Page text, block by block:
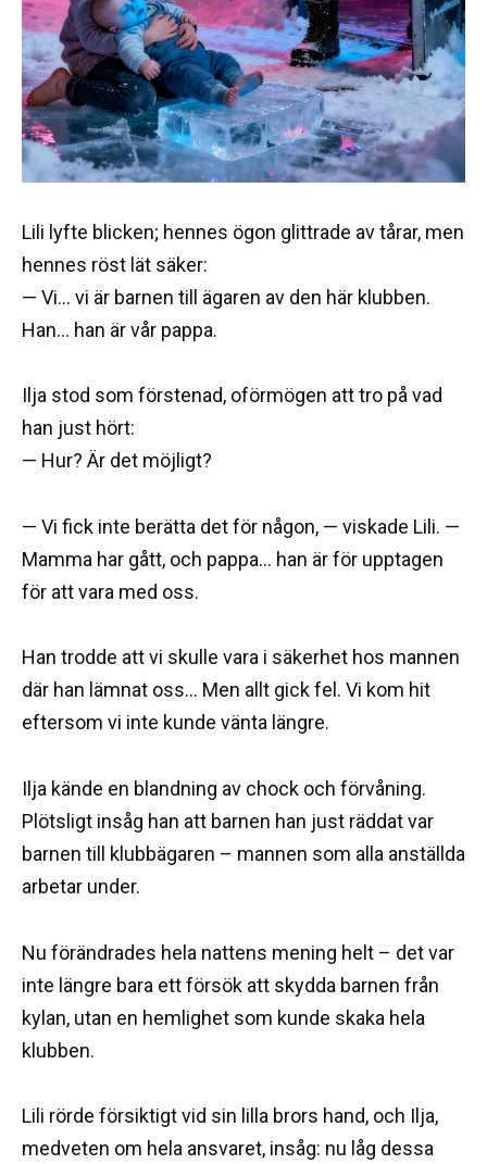
Lili lyfte blicken; hennes ögon glittrade av tårar, men
hennes röst lät säker:
— Vi… vi är barnen till ägaren av den här klubben.
Han… han är vår pappa.
Ilja stod som förstenad, oförmögen att tro på vad
han just hört:
— Hur? Är det möjligt?
— Vi fick inte berätta det för någon, — viskade Lili. —
Mamma har gått, och pappa… han är för upptagen
för att vara med oss.
Han trodde att vi skulle vara i säkerhet hos mannen
där han lämnat oss… Men allt gick fel. Vi kom hit
eftersom vi inte kunde vänta längre.
Ilja kände en blandning av chock och förvåning.
Plötsligt insåg han att barnen han just räddat var
barnen till klubbägaren – mannen som alla anställda
arbetar under.
Nu förändrades hela nattens mening helt – det var
inte längre bara ett försök att skydda barnen från
kylan, utan en hemlighet som kunde skaka hela
klubben.
Lili rörde försiktigt vid sin lilla brors hand, och Ilja,
medveten om hela ansvaret, insåg: nu låg dessa